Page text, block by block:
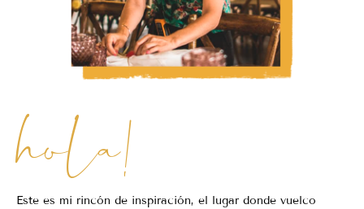
hola!
Este es mi rincón de inspiración, el lugar donde vuelco